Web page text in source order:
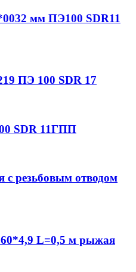
мм ПЭ100 SDR11
ПЭ 100 SDR 17
SDR 11ГПП
с резьбовым отводом
L=0,5 м рыжая